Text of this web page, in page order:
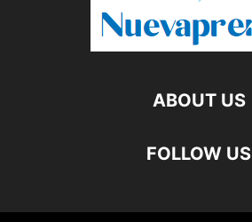
ABOUT US
FOLLOW US